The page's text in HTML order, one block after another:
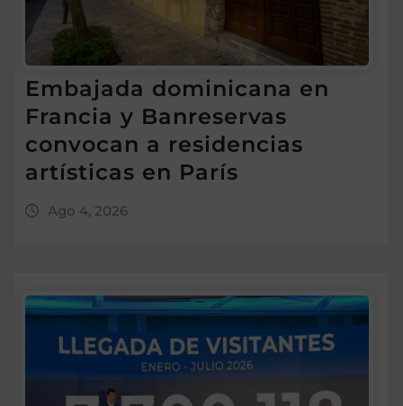
Embajada dominicana en
Francia y Banreservas
convocan a residencias
artísticas en París
Ago 4, 2026